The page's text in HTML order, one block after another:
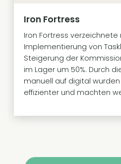
Iron Fortress
Iron Fortress verzeichnete
Implementierung von
Steigerung der
im Lager um 50%. Durch
manuell auf digital
effizienter und machten